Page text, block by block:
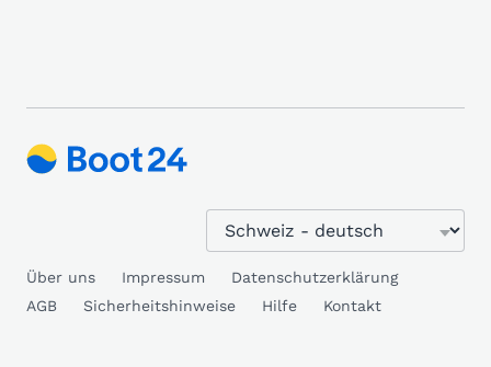
Über uns Impressum
Datenschutzerklärung
AGB
Sicherheitshinweise Hilfe Kontakt